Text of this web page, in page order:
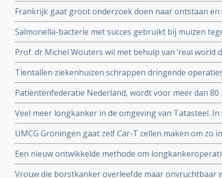
Frankrijk gaat groot onderzoek doen naar ontstaan
endometriose met een nationaal plan van aanpak.
Salmonella-bacterie met succes gebruikt bij muizen
kankers. Blijkt uit onderzoek aan universiteit van
Prof. dr Michel Wouters wil met behulp van ‘real world
behandelprocessen verbeteren en studieresultaten
Tientallen ziekenhuizen schrappen dringende
operaties voor kankerpatienten en
Patiëntenfederatie Nederland, wordt voor meer dan
ministerie van Volksgezondheid en zorgverzekeraars
over hun onafhankelijkheid.
Veel meer longkanker in de omgeving van Tatasteel.
dan 50 procent meer longkanker voor in vergelijking
UMCG Groningen gaat zelf Car-T cellen maken om zo
cellen sneller en goedkoper te geven aan
Een nieuw ontwikkelde methode om
virtualrealitybril blijkt zeer succesvol. Aldus chirurgen
Vrouw die borstkanker overleefde maar onvruchtbaar